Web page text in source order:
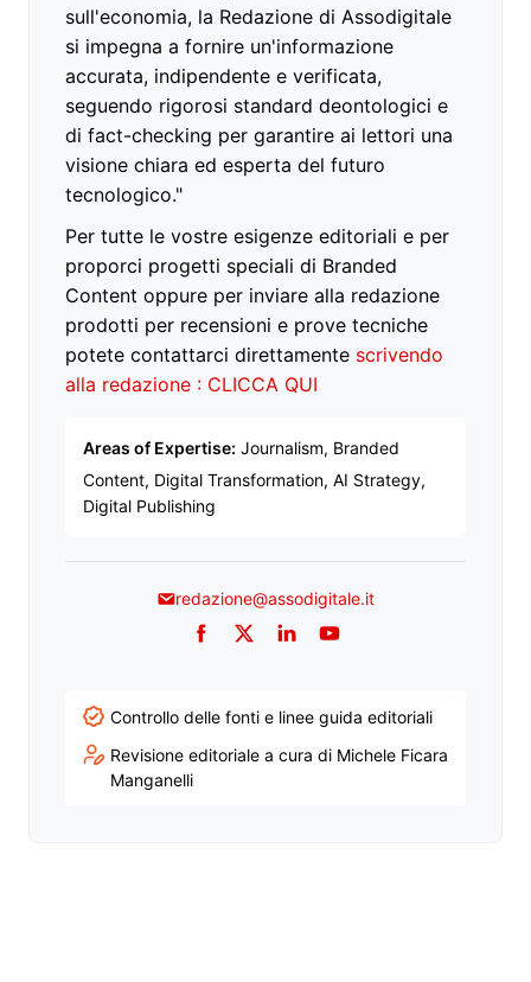
sull'economia, la Redazione di Assodigitale
si impegna a fornire un'informazione
accurata, indipendente e verificata,
seguendo rigorosi standard deontologici e
di fact-checking per garantire ai lettori una
visione chiara ed esperta del futuro
tecnologico."
Per tutte le vostre esigenze editoriali e per
proporci progetti speciali di Branded
Content oppure per inviare alla redazione
prodotti per recensioni e prove tecniche
potete contattarci direttamente scrivendo
alla redazione : CLICCA QUI
Areas of Expertise: Journalism, Branded
Content, Digital Transformation, AI Strategy,
Digital Publishing
redazione@assodigitale.it
Facebook
TwitterLinkedInYouTube
Controllo delle fonti e linee guida editoriali
Revisione editoriale a cura di Michele Ficara
Manganelli